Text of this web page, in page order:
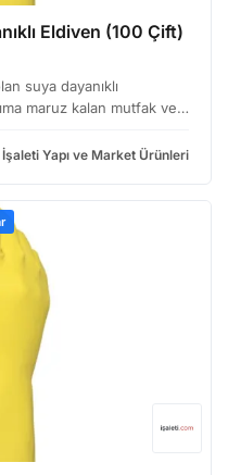
Eldiven (100 Çift)
suya dayanıklı
maruz kalan mutfak ve
tutul…
İşaleti Yapı ve Market Ürünleri